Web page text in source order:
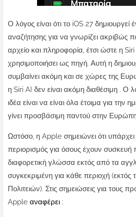
Ο λόγος είναι ότι το iOS 27 δημιουργεί
αναζήτησης για να γνωρίζει ακριβώς
αρχείο και πληροφορία, έτσι ώστε η
χρησιμοποιήσει ως πηγή. Αυτή η
συμβαίνει ακόμη και σε χώρες της
η Siri AI δεν είναι ακόμη διαθέσιμη . Ο
ιδέα είναι να είναι όλα έτοιμα για την
γίνει προσβάσιμη παντού στην
Ωστόσο, η Apple σημειώνει ότι
περιορισμός για όσους έχουν συσκευή
διαφορετική γλώσσα εκτός από τα
συγκεκριμένη για κάθε περιοχή
Πολιτειών). Στις σημειώσεις για τους
Apple αναφέρει :